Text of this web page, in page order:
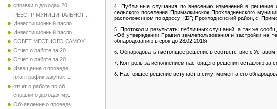
справки о доходах 20...
РЕЕСТР МУНИЦИПАЛЬНОГ...
Инвестиционный паспо...
Инвестиционный паспо...
СОВЕТ МЕСТНОГО САМОУ...
Отчет о работе за 20...
Отчет о работе за 20...
Извещение о проведе...
план график закупок ...
отчет о работе по об...
справки о доходах му...
Объявление о проведе...
4. Публичные слушания по внесению изменений в решение
сельского поселения Прималкинское Прохладненского
расположенном по адресу: КБР, Прохладненский район, с.
5. Протокол и результаты публичных слушаний, а так же
«Об утверждении Правил землепользования и застройки на
обнародованию в срок до 28.02.2018г.
6. Обнародовать настоящее решение в соответствие с
7. Контроль за исполнением настоящего решения оставляю за
8. Настоящее решение вступает в силу момента его